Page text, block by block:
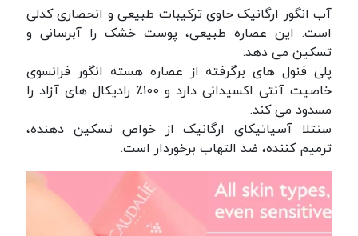
آب انگور ارگانیک حاوی ترکیبات طبیعی و انحصاری کدلی
است. این عصاره طبیعی، پوست خشک را آبرسانی و
تسکین می دهد.
پلی فنول های برگرفته از عصاره هسته انگور فرانسوی
خاصیت آنتی اکسیدانی دارد و 100٪ رادیکال های آزاد را
مسدود می کند.
سنتلا آسیاتیکای ارگانیک از خواص تسکین دهنده،
ترمیم کننده، ضد التهاب برخوردار است.